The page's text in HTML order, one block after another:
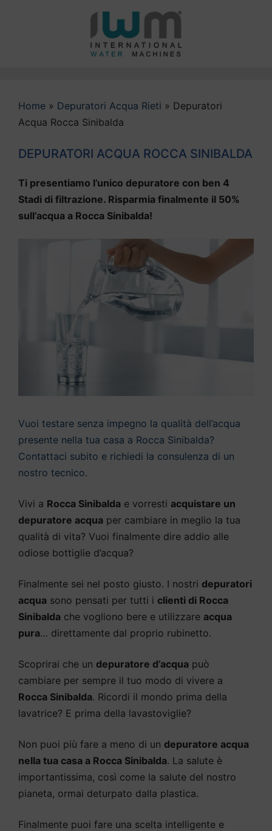
Home » Depuratori Acqua Rieti » Depuratori
Acqua Rocca Sinibalda
DEPURATORI ACQUA ROCCA SINIBALDA
Ti presentiamo l’unico depuratore con ben 4
Stadi di filtrazione. Risparmia finalmente il 50%
sull’acqua a Rocca Sinibalda!
Vuoi testare senza impegno la qualità dell’acqua
presente nella tua casa a Rocca Sinibalda?
Contattaci subito e richiedi la consulenza di un
nostro tecnico.
Vivi a Rocca Sinibalda e vorresti acquistare un
depuratore acqua per cambiare in meglio la tua
qualità di vita? Vuoi finalmente dire addio alle
odiose bottiglie d’acqua?
Finalmente sei nel posto giusto. I nostri depuratori
acqua sono pensati per tutti i clienti di Rocca
Sinibalda che vogliono bere e utilizzare acqua
pura… direttamente dal proprio rubinetto.
Scoprirai che un depuratore d’acqua può
cambiare per sempre il tuo modo di vivere a
Rocca Sinibalda. Ricordi il mondo prima della
lavatrice? E prima della lavastoviglie?
Non puoi più fare a meno di un depuratore acqua
nella tua casa a Rocca Sinibalda. La salute è
importantissima, così come la salute del nostro
pianeta, ormai deturpato dalla plastica.
Finalmente puoi fare una scelta intelligente e